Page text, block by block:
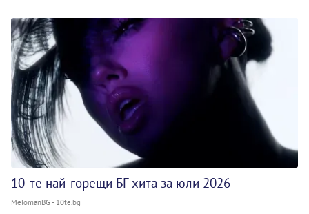
10-те най-горещи БГ хита за юли 2026
MelomanBG - 10te.bg